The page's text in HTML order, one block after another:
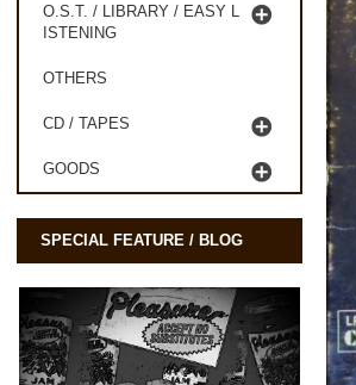
O.S.T. / LIBRARY / EASY L
ISTENING
OTHERS
CD / TAPES
GOODS
SPECIAL FEATURE / BLOG